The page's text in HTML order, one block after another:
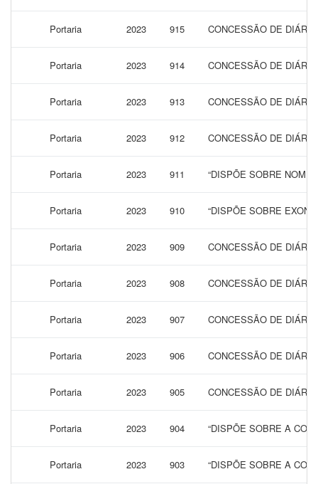
Portaria 2023 915 CONCESSÃO DE
Portaria 2023 914 CONCESSÃO DE
Portaria 2023 913 CONCESSÃO DE
Portaria 2023 912 CONCESSÃO DE
Portaria 2023 911 “DISPÕE SOBRE
Portaria 2023 910 “DISPÕE SOBRE
Portaria 2023 909 CONCESSÃO DE
Portaria 2023 908 CONCESSÃO DE
Portaria 2023 907 CONCESSÃO DE
Portaria 2023 906 CONCESSÃO DE
Portaria 2023 905 CONCESSÃO DE
Portaria 2023 904 “DISPÕE SOBRE A
Portaria 2023 903 “DISPÕE SOBRE A